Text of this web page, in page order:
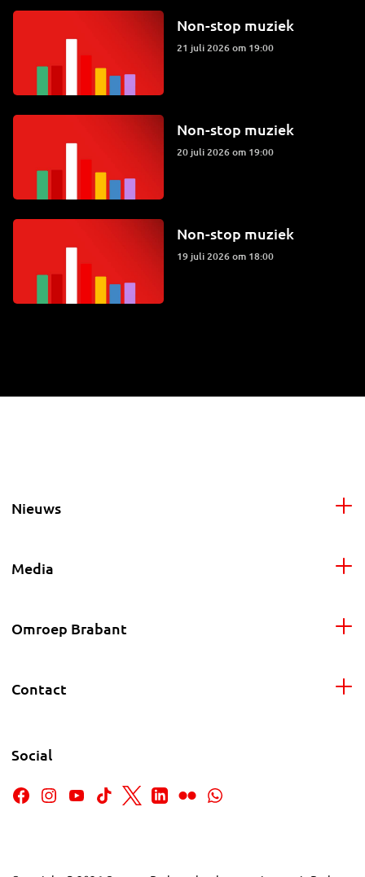
Non-stop muziek
21 juli 2026 om 19:00
Non-stop muziek
20 juli 2026 om 19:00
Non-stop muziek
19 juli 2026 om 18:00
Nieuws
Media
Omroep Brabant
Contact
Social